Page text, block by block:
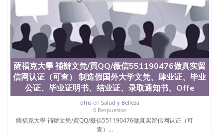
薩福克大學 補辦文凭/買QQ/薇信551190476做真实留
信网认证（可查） 制造假国外大学文凭、肆业证、毕业
公证、毕业证明书、结业证、录取通知书、Offe
dfnsen Salud y Belleza
0 Respuestas
薩福克大學 補辦文凭/買QQ/薇信551190476做真实留信网认证（可
查）...